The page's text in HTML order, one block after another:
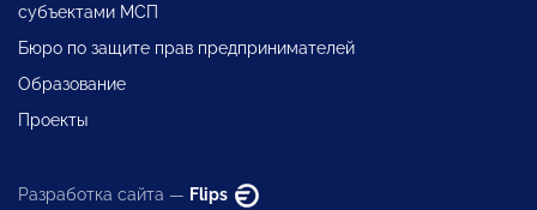
субъектами МСП
Бюро по защите прав предпринимателей
Образование
Проекты
Разработка сайта — Flips